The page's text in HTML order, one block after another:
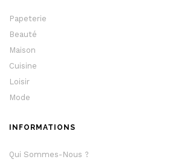
Papeterie
Beauté
Maison
Cuisine
Loisir
Mode
INFORMATIONS
Qui Sommes-Nous ?